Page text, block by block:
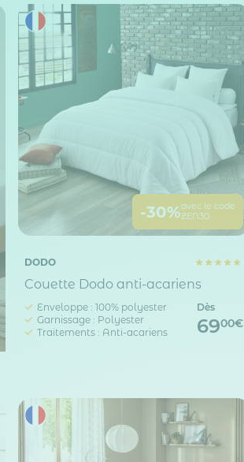
-30%avec le code
ZEN30
DODO
Couette Dodo anti-acariens
Enveloppe : 100% polyester
Garnissage : Polyester
Traitements : Anti-acariens
Dès
6900€